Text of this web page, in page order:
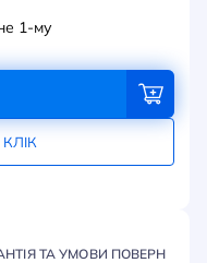
1-му
ТА УМОВИ ПОВЕРНЕННЯ